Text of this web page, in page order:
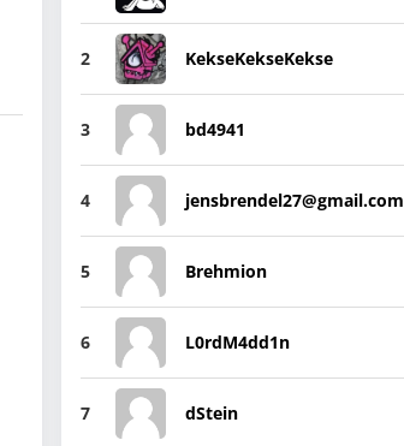
2 KekseKekseKekse
3 bd4941
4 jensbrendel27@gmail.com
5 Brehmion
6 L0rdM4dd1n
7 dStein